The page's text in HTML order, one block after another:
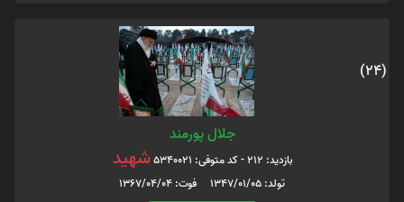
(24)
جلال پورمند
بازدید: 212 - کد متوفی: 5340021 شهید
تولد: 1347/01/05 فوت: 1367/04/04